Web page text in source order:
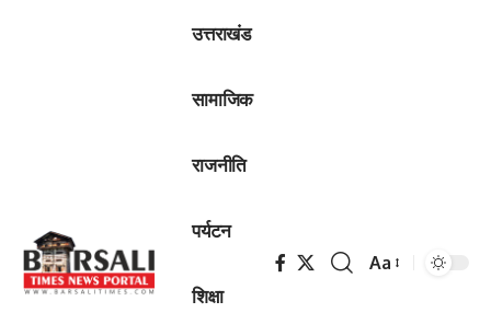
उत्तराखंड
सामाजिक
राजनीति
पर्यटन
शिक्षा
Font
Aa